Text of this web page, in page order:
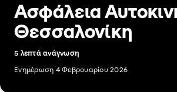
Ασφάλεια
Θεσσαλονίκη
5 λεπτά ανάγνωση
Ενημέρωση 4 Φεβρουαρίου 2026